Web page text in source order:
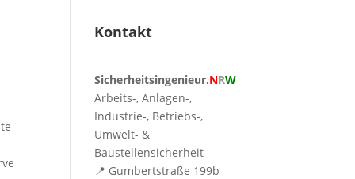
berechnen
Frist berechnen
& Schimmelgefahr
Kontakt
Sicherheitsingenieur.NRW
Arbeits-, Anlagen-,
Industrie-, Betriebs-,
Umwelt- &
Baustellensicherheit
📍 Gumbertstraße 199b